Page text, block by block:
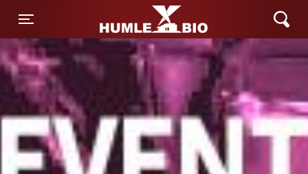
Toggle navigation
Humle Bio